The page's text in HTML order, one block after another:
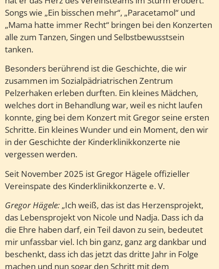
Songs wie „Ein bisschen mehr“, „Paracetamol“ und
„Mama hatte immer Recht“ bringen bei den Konzerten
alle zum Tanzen, Singen und Selbstbewusstsein
tanken.
Besonders berührend ist die Geschichte, die wir
zusammen im Sozialpädriatrischen Zentrum
Pelzerhaken erleben durften. Ein kleines Mädchen,
welches dort in Behandlung war, weil es nicht laufen
konnte, ging bei dem Konzert mit Gregor seine ersten
Schritte. Ein kleines Wunder und ein Moment, den wir
in der Geschichte der Kinderklinikkonzerte nie
vergessen werden.
Seit November 2025 ist Gregor Hägele offizieller
Vereinspate des Kinderklinikkonzerte e. V.
Gregor Hägele: „Ich weiß, das ist das Herzensprojekt,
das Lebensprojekt von Nicole und Nadja. Dass ich da
die Ehre haben darf, ein Teil davon zu sein, bedeutet
mir unfassbar viel. Ich bin ganz, ganz arg dankbar und
beschenkt, dass ich das jetzt das dritte Jahr in Folge
machen und nun sogar den Schritt mit dem